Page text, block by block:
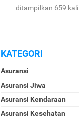
ditampilkan 659 kali
KATEGORI
Asuransi
Asuransi Jiwa
Asuransi Kendaraan
Asuransi Kesehatan